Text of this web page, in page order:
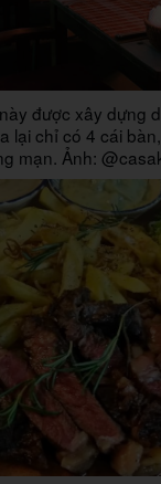
được xây dựng
lại chỉ có 4 cái
mạn. Ảnh: